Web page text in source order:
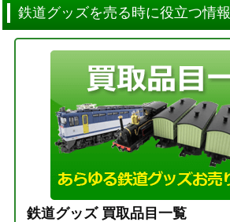
鉄道グッズを売る時に役立つ情報
鉄道グッズ 買取品目一覧